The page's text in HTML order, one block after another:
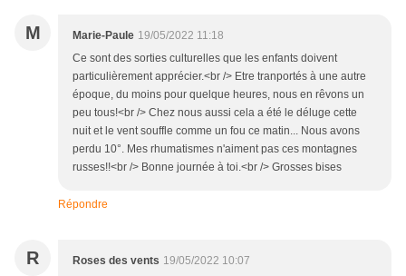
M Marie-Paule 19/05/2022 11:18
Ce sont des sorties culturelles que les enfants doivent
particulièrement apprécier.<br /> Etre tranportés à une autre
époque, du moins pour quelque heures, nous en rêvons un
peu tous!<br /> Chez nous aussi cela a été le déluge cette
nuit et le vent souffle comme un fou ce matin... Nous avons
perdu 10°. Mes rhumatismes n'aiment pas ces montagnes
russes!!<br /> Bonne journée à toi.<br /> Grosses bises
Répondre
R Roses des vents 19/05/2022 10:07